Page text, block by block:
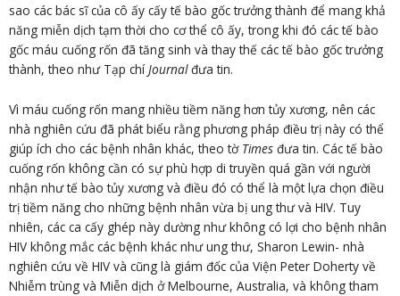
sao các bác sĩ của cô ấy cấy tế bào gốc trưởng thành để mang khả
năng miễn dịch tạm thời cho cơ thể cô ấy, trong khi đó các tế bào
gốc máu cuống rốn đã tăng sinh và thay thế các tế bào gốc trưởng
thành, theo như Tạp chíJournalđưa tin.
Vì máu cuống rốn mang nhiều tiềm năng hơn tủy xương, nên các
nhà nghiên cứu đã phát biểu rằng phương pháp điều trị này có thể
giúp ích cho các bệnh nhân khác, theo tờ Times đưa tin. Các tế bào
cuống rốn không cần có sự phù hợp di truyền quá gần với người
nhận như tế bào tủy xương và điều đó có thể là một lựa chọn điều
trị tiềm năng cho những bệnh nhân vừa bị ung thư và HIV. Tuy
nhiên, các ca cấy ghép này dường như không có lợi cho bệnh nhân
HIV không mắc các bệnh khác như ung thư, Sharon Lewin- nhà
nghiên cứu về HIV và cũng là giám đốc của Viện Peter Doherty về
Nhiễm trùng và Miễn dịch ở Melbourne, Australia, và không tham